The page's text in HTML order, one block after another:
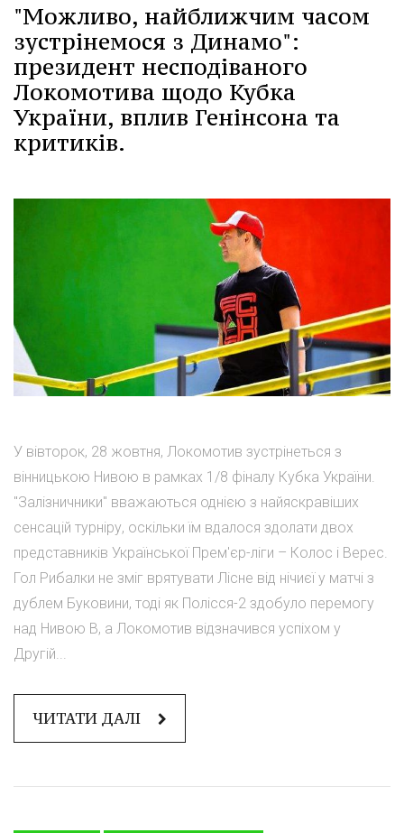
"Можливо, найближчим часом
зустрінемося з Динамо":
президент несподіваного
Локомотива щодо Кубка
України, вплив Генінсона та
критиків.
У вівторок, 28 жовтня, Локомотив зустрінеться з
вінницькою Нивою в рамках 1/8 фіналу Кубка України.
"Залізничники" вважаються однією з найяскравіших
сенсацій турніру, оскільки їм вдалося здолати двох
представників Української Прем'єр-ліги – Колос і Верес.
Гол Рибалки не зміг врятувати Лісне від нічиєї у матчі з
дублем Буковини, тоді як Полісся-2 здобуло перемогу
над Нивою В, а Локомотив відзначився успіхом у
Другій...
ЧИТАТИ ДАЛІ